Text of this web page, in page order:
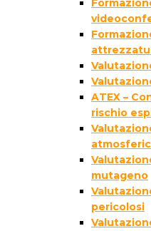
ATEX –
rischio
mutageno
pericolosi